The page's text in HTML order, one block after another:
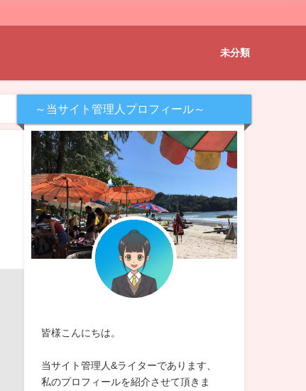
未分類
～当サイト管理人プロフィール～
皆様こんにちは。
当サイト管理人&ライターであります、
私のプロフィールを紹介させて頂きま